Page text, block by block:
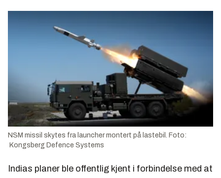
NSM missil skytes fra launcher montert på lastebil. Foto:
Kongsberg Defence Systems
Indias planer ble offentlig kjent i forbindelse med at